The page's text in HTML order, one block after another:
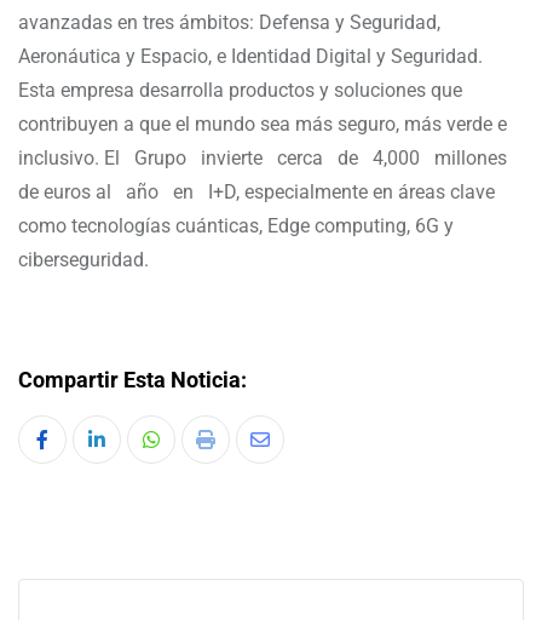
avanzadas en tres ámbitos: Defensa y Seguridad,
Aeronáutica y Espacio, e Identidad Digital y Seguridad.
Esta empresa desarrolla productos y soluciones que
contribuyen a que el mundo sea más seguro, más verde e
inclusivo. El Grupo invierte cerca de 4,000 millones
de euros al año en I+D, especialmente en áreas clave
como tecnologías cuánticas, Edge computing, 6G y
ciberseguridad.
Compartir Esta Noticia: